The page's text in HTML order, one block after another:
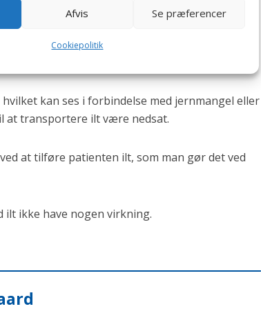
Afvis Se præferencer
Cookiepolitik
indånder iltfattig luft, f.eks. ved
som skal optage ilten, ikke er normalt,
En anden årsag kan være
blodets iltning også nedsættes.
kan ses i forbindelse med jernmangel eller
at transportere ilt være nedsat.
at tilføre patienten ilt, som man gør det ved
ilt ikke have nogen virkning.